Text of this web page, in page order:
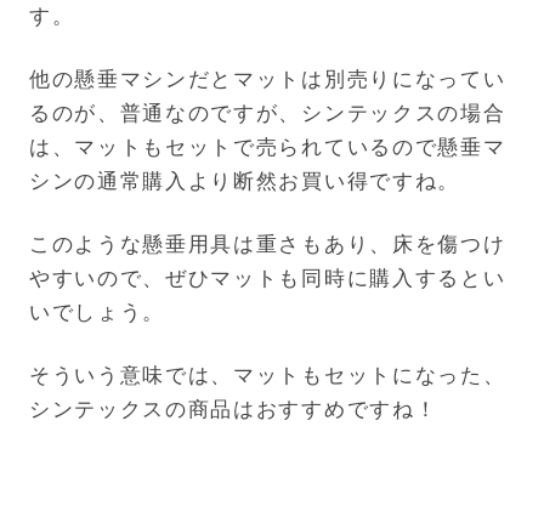
す。
他の懸垂マシンだとマットは別売りになってい
るのが、普通なのですが、シンテックスの場合
は、マットもセットで売られているので懸垂マ
シンの通常購入より断然お買い得ですね。
このような懸垂用具は重さもあり、床を傷つけ
やすいので、ぜひマットも同時に購入するとい
いでしょう。
そういう意味では、マットもセットになった、
シンテックスの商品はおすすめですね！